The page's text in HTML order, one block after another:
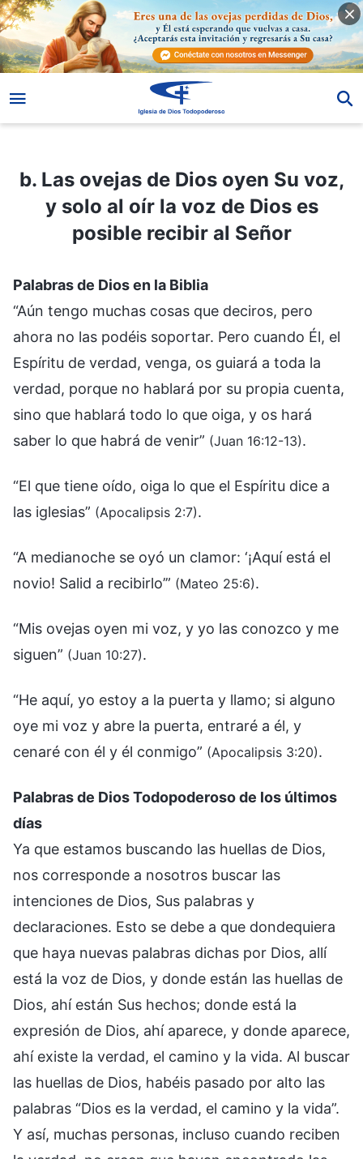
b. Las ovejas de Dios oyen Su voz,
y solo al oír la voz de Dios es
posible recibir al Señor
Palabras de Dios en la Biblia
“Aún tengo muchas cosas que deciros, pero
ahora no las podéis soportar. Pero cuando Él, el
Espíritu de verdad, venga, os guiará a toda la
verdad, porque no hablará por su propia cuenta,
sino que hablará todo lo que oiga, y os hará
saber lo que habrá de venir” (Juan 16:12-13).
“El que tiene oído, oiga lo que el Espíritu dice a
las iglesias” (Apocalipsis 2:7).
“A medianoche se oyó un clamor: ‘¡Aquí está el
novio! Salid a recibirlo’” (Mateo 25:6).
“Mis ovejas oyen mi voz, y yo las conozco y me
siguen” (Juan 10:27).
“He aquí, yo estoy a la puerta y llamo; si alguno
oye mi voz y abre la puerta, entraré a él, y
cenaré con él y él conmigo” (Apocalipsis 3:20).
Palabras de Dios Todopoderoso de los últimos
días
Ya que estamos buscando las huellas de Dios,
nos corresponde a nosotros buscar las
intenciones de Dios, Sus palabras y
declaraciones. Esto se debe a que dondequiera
que haya nuevas palabras dichas por Dios, allí
está la voz de Dios, y donde están las huellas de
Dios, ahí están Sus hechos; donde está la
expresión de Dios, ahí aparece, y donde aparece,
ahí existe la verdad, el camino y la vida. Al buscar
las huellas de Dios, habéis pasado por alto las
palabras “Dios es la verdad, el camino y la vida”.
Y así, muchas personas, incluso cuando reciben